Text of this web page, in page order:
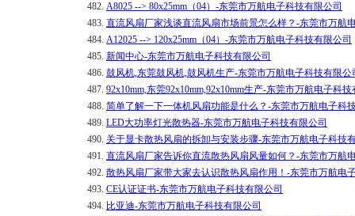
482. A8025 --> 80x25mm（04）-东莞市万航电子科技有限公司
483. 直流风扇厂家浅谈直流风扇市场前景怎么样？-东莞市万航
484. A12025 --> 120x25mm（04）-东莞市万航电子科技有限公司
485. 新闻中心-东莞市万航电子科技有限公司
486. 鼓风机,东莞鼓风机,鼓风机生产-东莞市万航电子科技有限公
487. 92x10mm,东莞92x10mm,92x10mm生产-东莞市万航电子科
488. 简单了解一下一体机风扇功能是什么？-东莞市万航电子科
489. LED大功率灯光散热器-东莞市万航电子科技有限公司
490. 关于显卡散热风扇的拆卸与安装步骤-东莞市万航电子科技
491. 直流风扇厂家告诉你直流散热风扇风量如何？-东莞市万航
492. 散热风扇厂家带大家去认识散热风扇作用！-东莞市万航电
493. CE认证证书-东莞市万航电子科技有限公司
494. 比亚迪-东莞市万航电子科技有限公司